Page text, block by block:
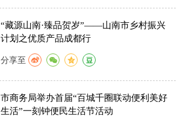
“藏源山南·臻品贺岁”——山南市乡村振兴
计划之优质产品成都行
分享至
市商务局举办首届“百城千圈联动便利美好
生活”一刻钟便民生活节活动